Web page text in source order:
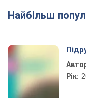
Найбільш
Рік: